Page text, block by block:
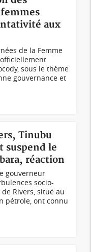
aux
de la Femme
sous le thème
gouvernance et
Tinubu
suspend le
réaction
gouverneur
socio-
Rivers, situé au
pétrole, ont connu